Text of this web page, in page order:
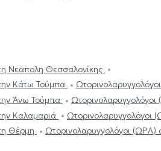
Νεάπολη Θεσσαλονίκης
Κάτω Τούμπα
Άνω Τούμπα
Καλαμαριά
Ωτορινολαρυγγολόγοι
Θέρμη
Ωτορινολαρυγγολόγοι (ΩΡΛ)